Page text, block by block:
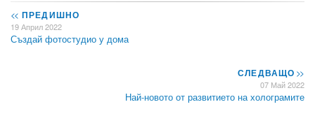
<< ПРЕДИШНО
19 Април 2022
Създай фотостудио у дома
СЛЕДВАЩО>>
07 Май 2022
Най-новото от развитието на холограмите